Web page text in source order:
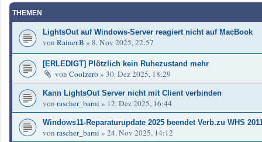
THEMEN
LightsOut auf Windows-Server reagiert nicht auf MacBook
von Rainer.B » 8. Nov 2025, 22:57
[ERLEDIGT] Plötzlich kein Ruhezustand mehr
von Coolzero» 30. Dez 2025, 18:29
Kann LightsOut Server nicht mit Client verbinden
von rascher_barni » 12. Dez 2025, 16:44
Windows11-Reparaturupdate 2025 beendet Verb.zu WHS
von rascher_barni » 24. Nov 2025, 14:12